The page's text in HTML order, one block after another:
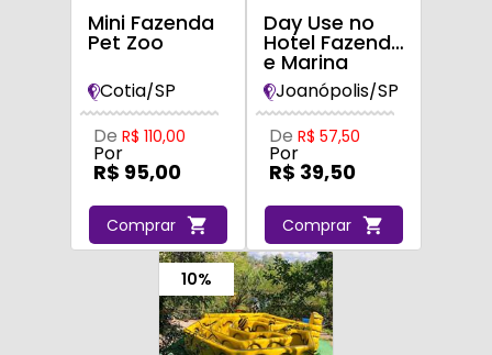
Mini Fazenda
Pet Zoo
Cotia/SP
De R$ 110,00
Por
R$ 95,00
Comprar
Day Use no
Hotel Fazenda
e Marina
Monteleone
Joanópolis/SP
De R$ 57,50
Por
R$ 39,50
Comprar
10%